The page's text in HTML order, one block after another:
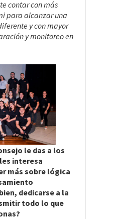
contar con más
para alcanzar una
y con mayor
y monitoreo en
le das a los
interesa
más sobre lógica
dedicarse a la
todo lo que